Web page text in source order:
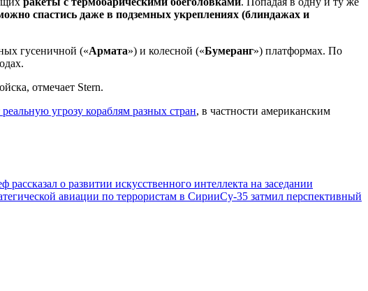
спастись даже в подземных укреплениях (блиндажах и
гусеничной («Армата») и колесной («Бумеранг») платформах. По
отмечает Stern.
угрозу кораблям разных стран, в частности американским
рассказал о развитии искусственного интеллекта на заседании
авиации по террористам в СирииСу-35 затмил перспективный